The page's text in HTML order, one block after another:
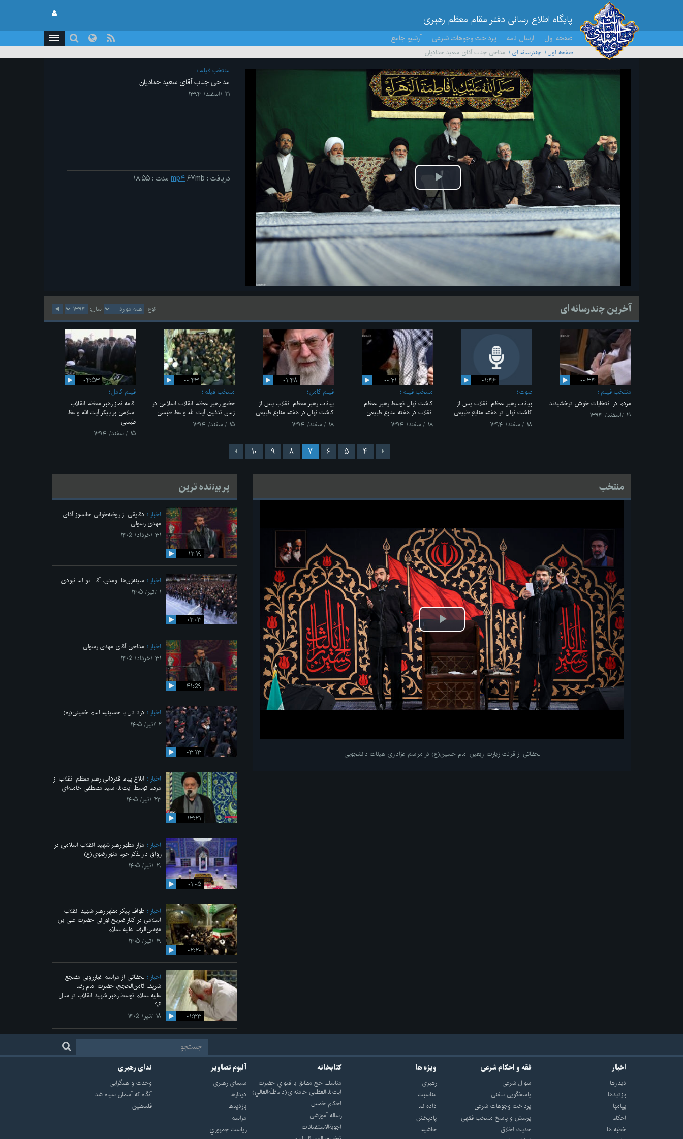
پایگاه اطلاع رسانی دفتر مقام معظم رهبری
صفحه اول ارسال نامه پرداخت وجوهات شرعی آرشیو جامع
صفحه اول چندرسانه ای مداحی جناب آقای سعید حدادیان
پخش
ویدیو
منتخب فیلم
مداحی جناب آقای سعید حدادیان
۲۱ /اسفند/ ۱۳۹۴
دریافت : mp۴۶۷mb مدت : ۱۸:۵۵
آخرین چندرسانه ای نوع: سال:
۰۰:۳۴
منتخب فیلم
مردم در انتخابات خوش درخشیدند
۲۰ /اسفند/ ۱۳۹۴
۰۱:۴۶
صوت
بیانات رهبر معظم انقلاب پس از
کاشت نهال در هفته منابع طبیعی
۱۸ /اسفند/ ۱۳۹۴
۰۰:۲۱
منتخب فیلم
کاشت نهال توسط رهبر معظم
انقلاب در هفته منابع طبیعی
۱۸ /اسفند/ ۱۳۹۴
۰۱:۴۸
فیلم کامل
بیانات رهبر معظم انقلاب پس از
کاشت نهال در هفته منابع طبیعی
۱۸ /اسفند/ ۱۳۹۴
۰۰:۴۳
منتخب فیلم
حضور رهبر معظم انقلاب اسلامی در
زمان تدفین آیت الله واعظ طبسی
۱۵ /اسفند/ ۱۳۹۴
۰۴:۵۳
فیلم کامل
اقامه نماز رهبر معظم انقلاب
اسلامی بر پیکر آیت الله واعظ
طبسی
۱۵ /اسفند/ ۱۳۹۴
۴ ۵ ۶ ۷ ۸ ۹ ۱۰
منتخب
پخش
ویدیو
لحظاتی از قرائت زیارت اربعین امام حسین(ع) در مراسم عزاداری هیئات دانشجویی
پر بیننده ترین
۱۲:۱۹
اخبار
دقایقی از روضه‌خوانی جانسوز آقای
مهدی رسولی
۳۱ /خرداد/ ۱۴۰۵
۰۲:۰۳
اخبار
سینه‌زن‌ها اومدن،‌ آقا.. تو اما نبودی...
۱ /تیر/ ۱۴۰۵
۴۱:۵۹
اخبار
مداحی آقای مهدی رسولی
۳۱ /خرداد/ ۱۴۰۵
۰۳:۱۳
اخبار
درد دل با حسینیه امام خمینی(ره)
۲ /تیر/ ۱۴۰۵
۱۳:۲۱
اخبار
ابلاغ پیام قدردانی رهبر معظم انقلاب از
مردم توسط آیت‌الله سید مصطفی خامنه‌ای
۲۳ /تیر/ ۱۴۰۵
۰۱:۰۵
اخبار
مزار مطهر رهبر شهید انقلاب اسلامی در
رواق دارالذکر حرم منور رضوی(ع)
۱۹ /تیر/ ۱۴۰۵
۰۲:۲۰
اخبار
طواف پیکر مطهر رهبر شهید انقلاب
اسلامی در کنار ضریح نورانی حضرت علی‌ بن
موسی‌الرضا علیه‌السلام
۱۹ /تیر/ ۱۴۰۵
۰۱:۳۳
اخبار
لحظاتی از مراسم غبارروبی مضجع
شریف ثامن‌الحجج، حضرت امام رضا
علیه‌السلام توسط رهبر شهید انقلاب در سال
۹۶
۱۸ /تیر/ ۱۴۰۵
اخبار
دیدارها
بازديدها
پيامها
احكام
خطبه ها
فقه و احکام شرعی
سوال شرعی
پاسخگویی تلفنی
پرداخت وجوهات شرعی
پرسش و پاسخ منتخب فقهی
حدیث اخلاق
ویژه ها
رهبری
مناسبت
داده نما
پادپخش
حاشیه
کتابخانه
مناسك حج مطابق با فتواي حضرت
آيت‌الله‌العظمى خامنه‌اى(دام‌ظلّه‌العالي)
احکام خمس
رساله آموزشی
اجوبة‌الاستفتائات
آلبوم تصاویر
سيماى رهبرى
ديدارها
بازديدها
مراسم
رياست جمهوري
ندای رهبری
وحدت و همگرایی
آنگاه که آسمان سیاه شد
فلسطین